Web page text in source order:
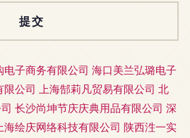
电子商务有限公司 海口美兰弘璐电子
限公司 上海郜莉凡贸易有限公司 北
长沙尚坤节庆庆典用品有限公司 深
海绘庆网络科技有限公司 陕西泩一实